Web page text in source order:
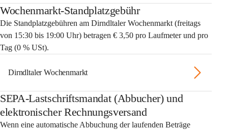
Wochenmarkt-Standplatzgebühr
Die Standplatzgebühren am Dirndltaler Wochenmarkt (freitags
von 15:30 bis 19:00 Uhr) betragen € 3,50 pro Laufmeter und pro
Tag (0 % USt).
Dirndltaler Wochenmarkt
SEPA-Lastschriftsmandat (Abbucher) und
elektronischer Rechnungsversand
Wenn eine automatische Abbuchung der laufenden Beträge